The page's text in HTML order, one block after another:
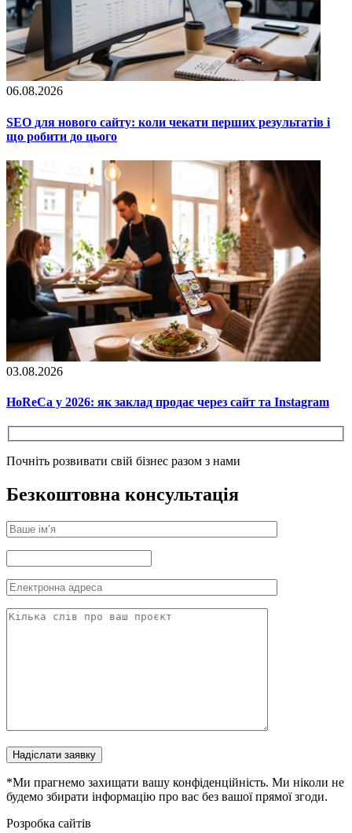
06.08.2026
SEO для нового сайту: коли чекати перших результатів і
що робити до цього
03.08.2026
HoReCa у 2026: як заклад продає через сайт та Instagram
Почніть розвивати свій бізнес разом з нами
Безкоштовна консультація
Надіслати заявку
*Ми прагнемо захищати вашу конфіденційність. Ми ніколи не
будемо збирати інформацію про вас без вашої прямої згоди.
Розробка сайтів